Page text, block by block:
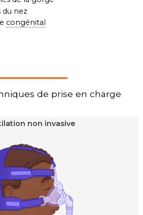
nez
congénital
de prise en charge
non invasive